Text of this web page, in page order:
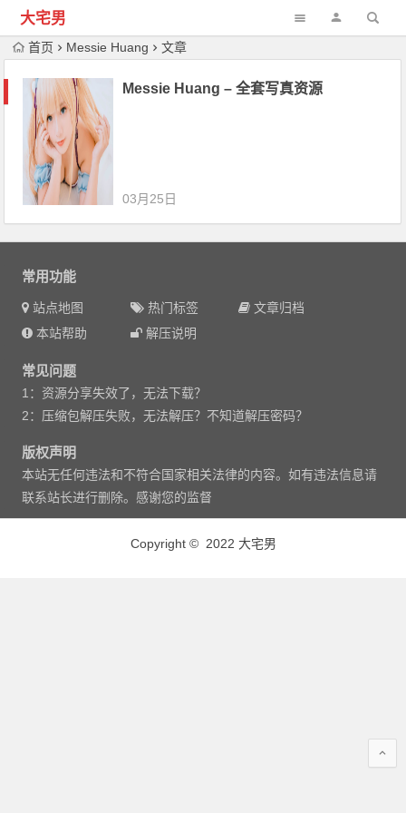
大宅男
首页 Messie Huang 文章
Messie Huang – 全套写真资源
03月25日
常用功能
站点地图 热门标签
文章归档
本站帮助
解压说明
常见问题
1：资源分享失效了，无法下载？
2：压缩包解压失败，无法解压？不知道解压密码？
版权声明
本站无任何违法和不符合国家相关法律的内容。如有违法信息请
联系站长进行删除。感谢您的监督
Copyright © 2022 大宅男